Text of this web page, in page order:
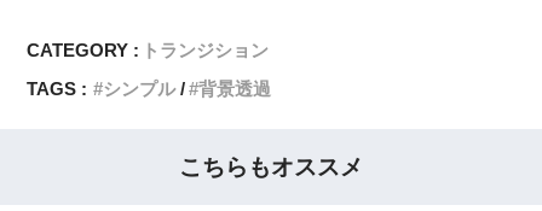
CATEGORY : トランジション
TAGS :
シンプル 背景透過
こちらもオススメ